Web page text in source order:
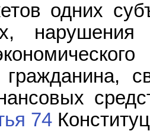
одних
нарушения
74